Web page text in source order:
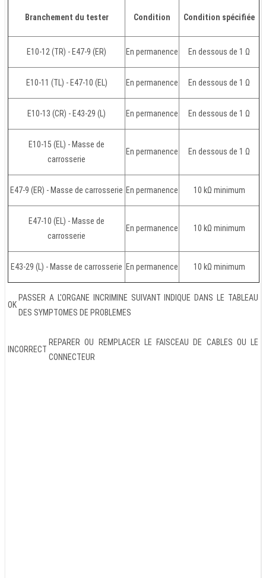
Branchement du tester Condition Condition spécifiée
E10-12 (TR) - E47-9 (ER) En permanence En dessous de 1 Ω
E10-11 (TL) - E47-10 (EL) En permanence En dessous de 1 Ω
E10-13 (CR) - E43-29 (L) En permanence En dessous de 1 Ω
E10-15 (EL) - Masse de
carrosserie
En permanence En dessous de 1 Ω
E47-9 (ER) - Masse de carrosserie En permanence 10 kΩ minimum
E47-10 (EL) - Masse de
carrosserie
En permanence 10 kΩ minimum
E43-29 (L) - Masse de carrosserie En permanence 10 kΩ minimum
OK
PASSER A L'ORGANE INCRIMINE SUIVANT INDIQUE DANS LE TABLEAU
DES SYMPTOMES DE PROBLEMES
INCORRECT
REPARER OU REMPLACER LE FAISCEAU DE CABLES OU LE
CONNECTEUR